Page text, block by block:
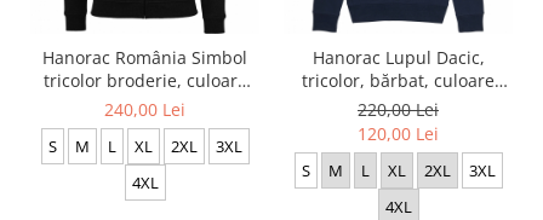
Hanorac România Simbol
tricolor broderie, culoare
neagră, CRP116
240,00 Lei
S M L XL 2XL
3XL
4XL
Hanorac Lupul Dacic,
tricolor, bărbat, culoare
bleumarin, CH18
220,00 Lei
120,00 Lei
S M L XL 2XL
3XL
4XL